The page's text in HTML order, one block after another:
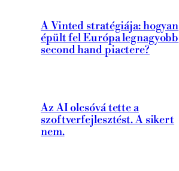
A Vinted stratégiája: hogyan
épült fel Európa legnagyobb
second hand piactere?
Az AI olcsóvá tette a
szoftverfejlesztést. A sikert
nem.